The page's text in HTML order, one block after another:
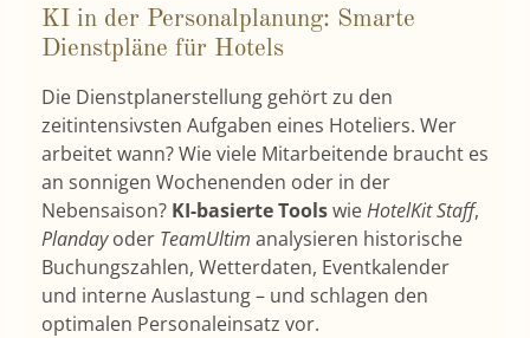
KI in der Personalplanung: Smarte
Dienstpläne für Hotels
Die Dienstplanerstellung gehört zu den
zeitintensivsten Aufgaben eines Hoteliers. Wer
arbeitet wann? Wie viele Mitarbeitende braucht es
an sonnigen Wochenenden oder in der
Nebensaison? KI-basierte ToolswieHotelKit Staff,
Plandayoder TeamUltim analysieren historische
Buchungszahlen, Wetterdaten, Eventkalender
und interne Auslastung – und schlagen den
optimalen Personaleinsatz vor.